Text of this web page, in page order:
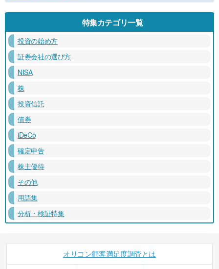
特集カテゴリ一覧
投資の始め方
証券会社の選び方
NISA
株
投資信託
債券
iDeCo
確定申告
株主優待
その他
用語集
分析・検証特集
オリコン顧客満足度調査とは